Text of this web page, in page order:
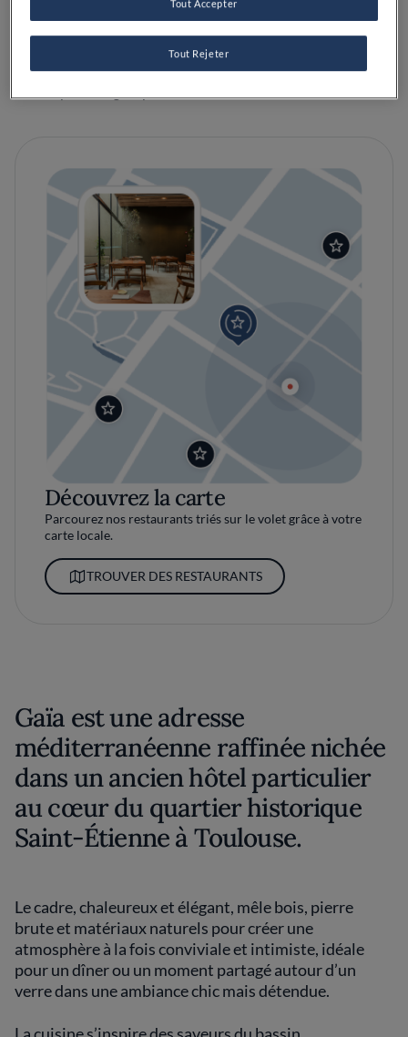
Cocktails
Passionné de café
Parfait pour le déjeuner
Parfait pour le dîner
Passionné de bières
Végétarien
Terrasse
Parfait pour familles avec enfants
Dog-Friendly
Découvrez la carte
Parcourez nos restaurants triés sur le volet grâce à votre
carte locale.
TROUVER DES RESTAURANTS
Gaïa est une adresse
méditerranéenne raffinée nichée
dans un ancien hôtel particulier
au cœur du quartier historique
Saint‑Étienne à Toulouse.
Le cadre, chaleureux et élégant, mêle bois, pierre
brute et matériaux naturels pour créer une
atmosphère à la fois conviviale et intimiste, idéale
pour un dîner ou un moment partagé autour d’un
verre dans une ambiance chic mais détendue.
Tout Rejeter
Tout Accepter